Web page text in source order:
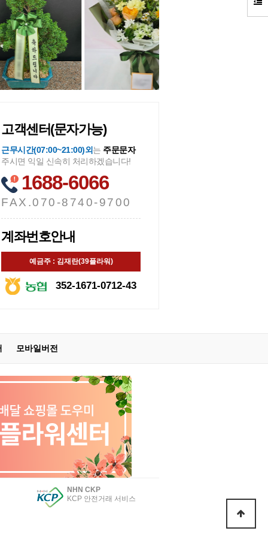
고객센터(문자가능)
근무시간(07:00~21:00)외는 주문문자
주시면 익일 신속히 처리하겠습니다!
1688-6066
FAX.070-8740-9700
계좌번호안내
예금주 : 김재란(39플라워)
352-1671-0712-43
모바일버전
NHN CKP
KCP 안전거래 서비스